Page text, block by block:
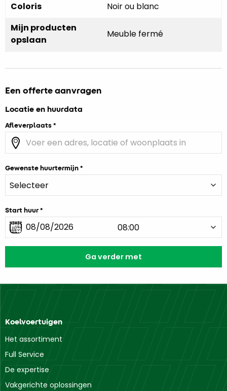
Coloris
Noir ou blanc
Mijn producten
opslaan
Meuble fermé
Een offerte aanvragen
Locatie en huurdata
Afleverplaats
Gewenste huurtermijn
Start huur
Koelvoertuigen
Het assortiment
Full Service
De expertise
Vakgerichte oplossingen